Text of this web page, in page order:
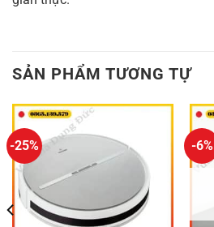
SẢN PHẨM TƯƠNG TỰ
-25% -6%